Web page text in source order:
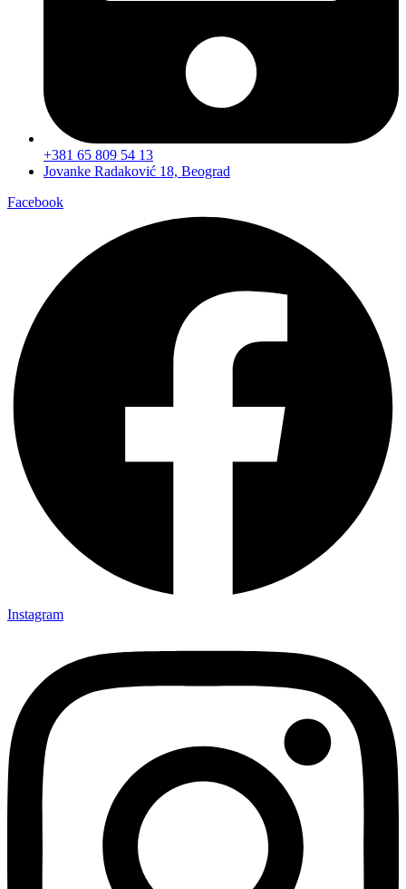
+381 65 809 54 13
Jovanke Radaković 18, Beograd
Facebook
Instagram